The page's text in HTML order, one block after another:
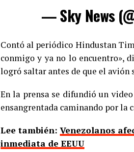
— Sky News
Contó al periódico Hindustan
conmigo y ya no lo encuentro»,
logró saltar antes de que el avión
En la prensa se difundió un
ensangrentada caminando por la
Lee también: Venezolanos
inmediata de EEUU